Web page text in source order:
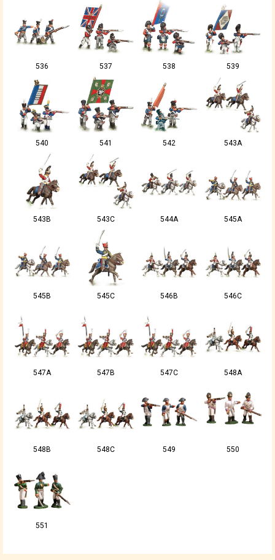
536 537 538 539
540 541 542 543A
543B 543C 544A 545A
545B 545C 546B 546C
547A 547B 547C 548A
548B 548C 549 550
551